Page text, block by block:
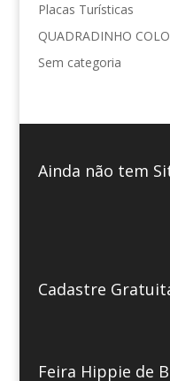
Placas Turísticas
QUADRADINHO
Sem categoria
Ainda não tem
Cadastre
Feira Hippie de